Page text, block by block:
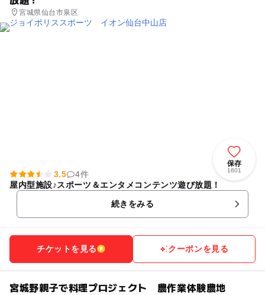
宮城県仙台市泉区
保存
1601
3.5
4件
屋内型施設♪スポーツ＆エンタメコンテンツ遊び放題！
続きをみる
チケットを見る クーポンを見る
宮城野親子で料理プロジェクト 農作業体験農地